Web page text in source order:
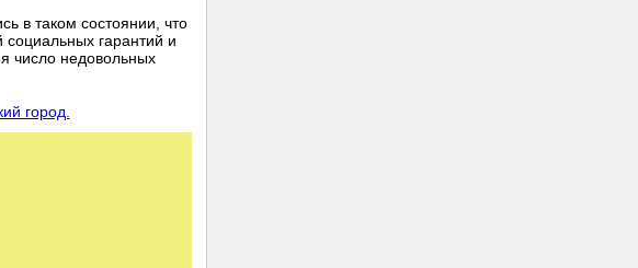
в таком состоянии, что
гарантий и
число недовольных
город.